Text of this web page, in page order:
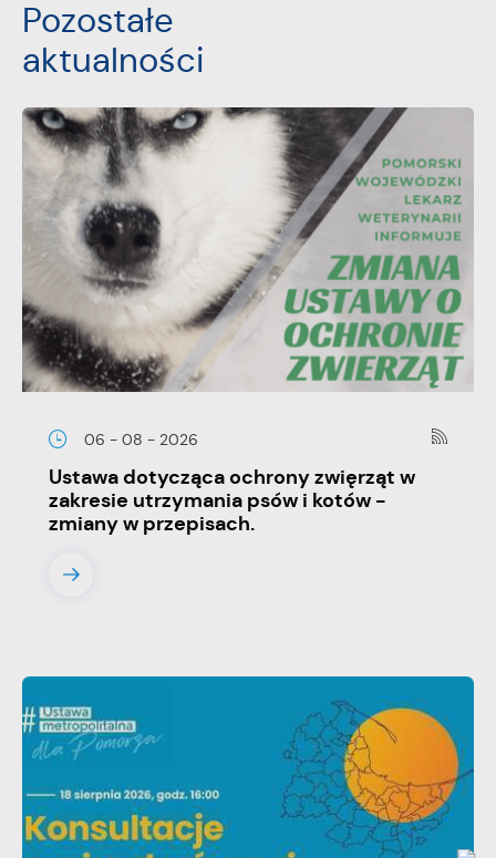
Pozostałe
aktualności
06 - 08 - 2026
Ustawa dotycząca ochrony zwięrząt w
zakresie utrzymania psów i kotów -
zmiany w przepisach.
stronach podmiotów trzecich lub firm będących naszymi
partnerami oraz innych dostawców usług. Firmy te działają w
charakterze pośredników prezentujących nasze treści w
postaci wiadomości, ofert, komunikatów mediów